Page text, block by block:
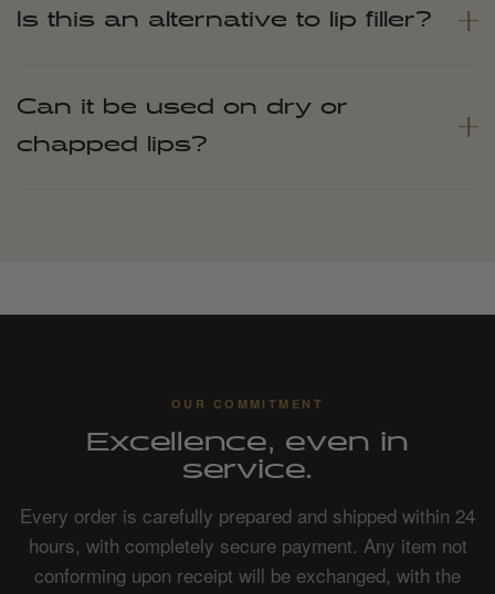
Is this an alternative to lip filler?
Can it be used on dry or
chapped lips?
OUR COMMITMENT
Excellence, even in
service.
Every order is carefully prepared and shipped within 24
hours, with completely secure payment. Any item not
conforming upon receipt will be exchanged, with the